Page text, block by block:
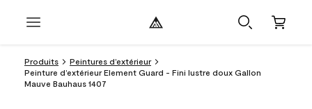
Produits
Peintures d’extérieur
Peinture d’extérieur Element Guard - Fini lustre doux Gallon
Mauve Bauhaus 1407